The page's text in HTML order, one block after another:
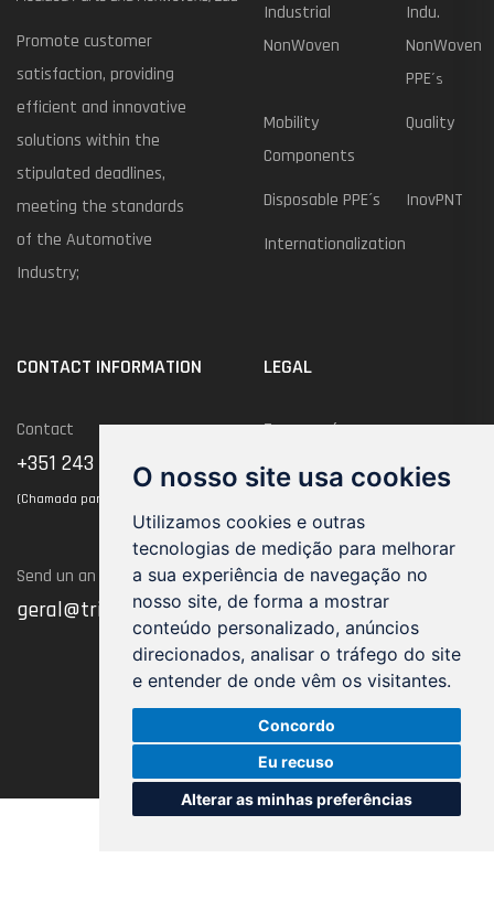
O nosso site usa cookies
Utilizamos cookies e outras
tecnologias de medição para melhorar
a sua experiência de navegação no
nosso site, de forma a mostrar
conteúdo personalizado, anúncios
direcionados, analisar o tráfego do site
e entender de onde vêm os visitantes.
Concordo
Eu recuso
Alterar as minhas preferências
Promote customer
satisfaction, providing
efficient and innovative
solutions within the
stipulated deadlines,
meeting the standards
of the Automotive
Industry;
Industrial
NonWoven
Indu.
NonWoven
PPE´s
Mobility
Components
Quality
Disposable PPE´s
InovPNT
Internationalization
CONTACT INFORMATION
Contact
+351 243 102 128
(Chamada para rede fixa nacional)
Send un an Email
geral@trimnw.pt
LEGAL
Termos of use